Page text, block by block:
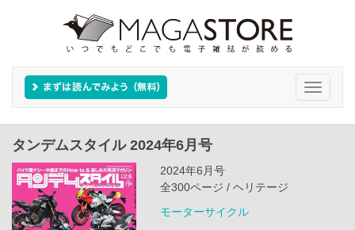
Toggle
タンデムスタイル 2024年6月号
2024年6月号
全300ページ / ヘリテージ
モーターサイクル